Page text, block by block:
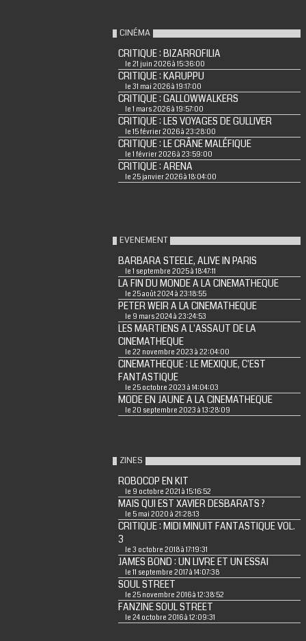
CINÉMA
CRITIQUE : BIZARROFILIA
le 21 juin 2026 à 15:36:00
CRITIQUE : KARUPPU
le 31 mai 2026 à 19:17:00
CRITIQUE : GALLOWWALKERS
le 1 mars 2026 à 19:57:00
CRITIQUE : LES VOYAGES DE GULLIVER
le 15 février 2026 à 23:28:00
CRITIQUE : LE CRÂNE MALÉFIQUE
le 1 février 2026 à 23:59:00
CRITIQUE : ARENA
le 25 janvier 2026 à 18:04:00
EVENEMENT
BARBARA STEELE, ALIVE IN PARIS
le 1 septembre 2025 à 18:47:11
LA FIN DU MONDE A LA CINEMATHEQUE
le 25 août 2024 à 23:18:55
PETER WEIR A LA CINEMATHEQUE
le 9 mars 2024 à 23:24:53
LES MARTIENS A L'ASSAUT DE LA
CINEMATHEQUE
le 22 novembre 2023 à 22:04:00
CINEMATHEQUE : LE MEXIQUE, C'EST
FANTASTIQUE
le 25 octobre 2023 à 14:04:03
MODE EN JAUNE A LA CINEMATHEQUE
le 20 septembre 2023 à 13:28:09
ZINES
ROBOCOP EN KIT
le 9 octobre 2021 à 15:16:52
MAIS QUI EST XAVIER DESBARATS ?
le 5 mai 2020 à 21:28:13
CRITIQUE : MIDI MINUIT FANTASTIQUE VOL.
3
le 3 octobre 2018 à 17:19:31
JAMES BOND : UN LIVRE ET UN ESSAI
le 11 septembre 2017 à 14:07:38
SOUL STREET
le 25 novembre 2016 à 12:38:52
FANZINE SOUL STREET
le 24 octobre 2016 à 12:09:31